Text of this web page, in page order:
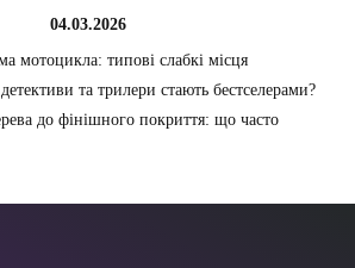
04.03.2026
мотоцикла: типові слабкі місця
та трилери стають бестселерами?
до фінішного покриття: що часто